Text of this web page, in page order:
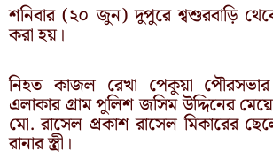
শনিবার (২০ জুন) দুপুরে শ্বশুরবাড়ি
করা হয়।
নিহত কাজল রেখা পেকুয়া পৌরসভার
এলাকার গ্রাম পুলিশ জসিম উদ্দিনের
মো. রাসেল প্রকাশ রাসেল মিকারের
রানার স্ত্রী।